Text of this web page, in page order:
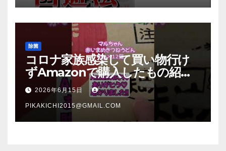
除菌
コロナ家族感染して買い物行け
ずAmazonで購入したもの紹
介 #Shorts
2026年6月15日
PIKAKICHI2015@GMAIL.COM